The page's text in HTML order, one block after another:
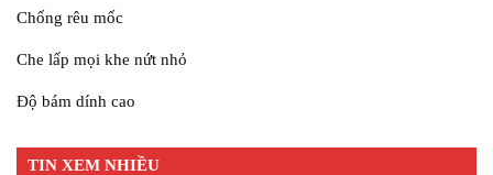
Chống rêu mốc
Che lấp mọi khe nứt nhỏ
Độ bám dính cao
TIN XEM NHIỀU